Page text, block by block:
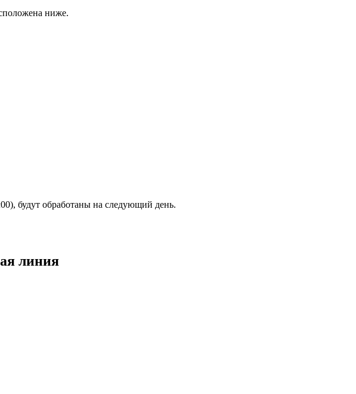
ниже.
будут обработаны на следующий день.
линия